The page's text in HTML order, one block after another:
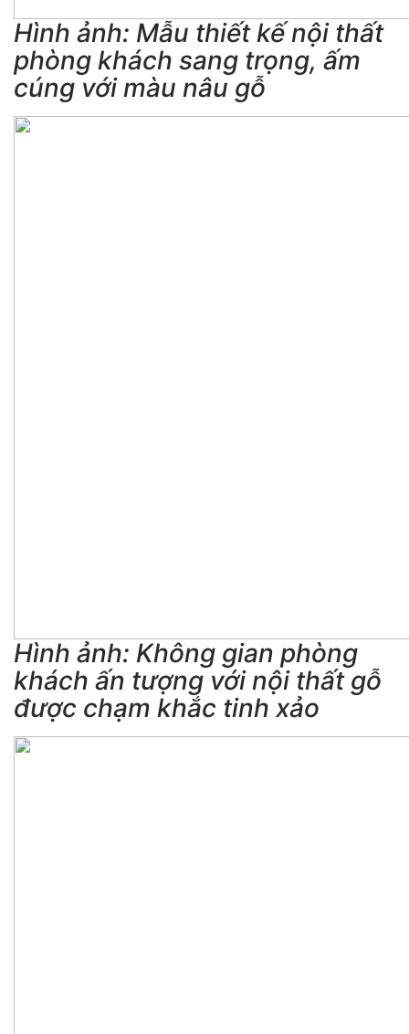
Hình ảnh: Mẫu thiết kế nội thất
phòng khách sang trọng, ấm
cúng với màu nâu gỗ
Hình ảnh: Không gian phòng
khách ấn tượng với nội thất gỗ
được chạm khắc tinh xảo